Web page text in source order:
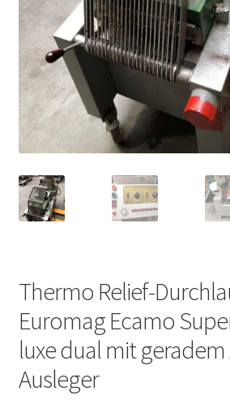
Thermo Relief-
Euromag Ecamo
luxe dual mit geradem
Ausleger